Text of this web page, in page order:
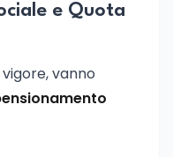
e Quota
vanno